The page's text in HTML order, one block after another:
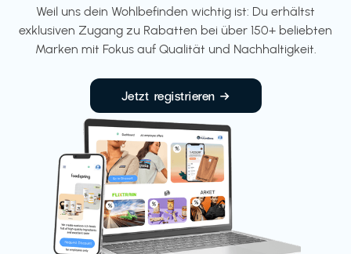
Weil uns dein Wohlbefinden wichtig ist: Du erhältst
exklusiven Zugang zu Rabatten bei über 150+ beliebten
Marken mit Fokus auf Qualität und Nachhaltigkeit.
Jetzt registrieren →